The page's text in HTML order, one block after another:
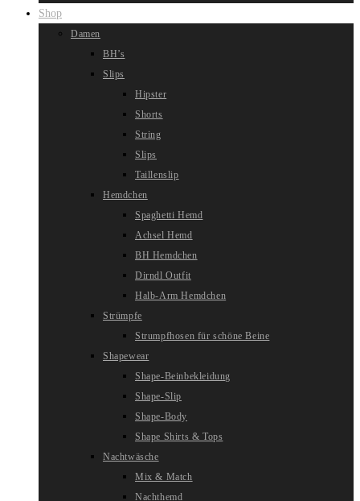
Shop
Damen
BH’s
Slips
Hipster
Shorts
String
Slips
Taillenslip
Hemdchen
Spaghetti Hemd
Achsel Hemd
BH Hemdchen
Dirndl Outfit
Halb-Arm Hemdchen
Strümpfe
Strumpfhosen für schöne Beine
Shapewear
Shape-Beinbekleidung
Shape-Slip
Shape-Body
Shape Shirts & Tops
Nachtwäsche
Mix & Match
Nachthemd